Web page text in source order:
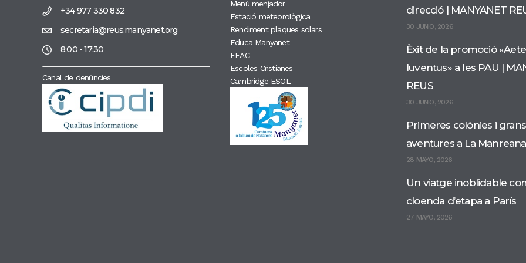
+34 977 330 832
secretaria@reus.manyanet.org
8:00 - 17:30
Canal de denúncies
Menú menjador
Estació meteorològica
Rendiment plaques solars
Educa Manyanet
FEAC
Escoles Cristianes
Cambridge ESOL
direcció | MANYANET
30 JUNIO, 2026
Èxit de la promoció
Iuventus» a les PAU |
REUS
30 JUNIO, 2026
Primeres colònies i grans
aventures a La Manreana
28 MAYO, 2026
Un viatge inoblidable
cloenda d’etapa a París
27 MAYO, 2026